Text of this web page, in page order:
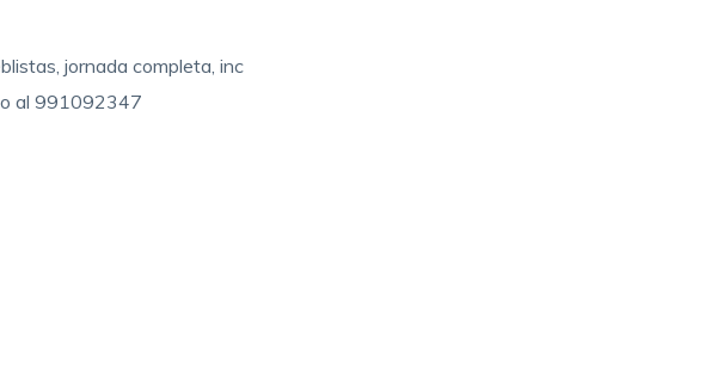
jornada completa, inc
al 991092347